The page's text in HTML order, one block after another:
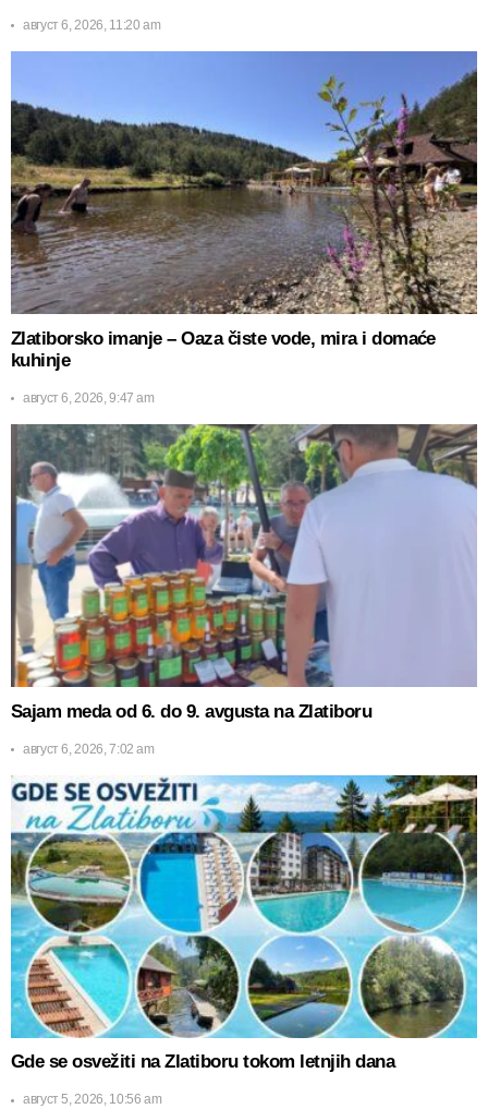
август 6, 2026, 11:20 am
Zlatiborsko imanje – Oaza čiste vode, mira i domaće
kuhinje
август 6, 2026, 9:47 am
Sajam meda od 6. do 9. avgusta na Zlatiboru
август 6, 2026, 7:02 am
Gde se osvežiti na Zlatiboru tokom letnjih dana
август 5, 2026, 10:56 am